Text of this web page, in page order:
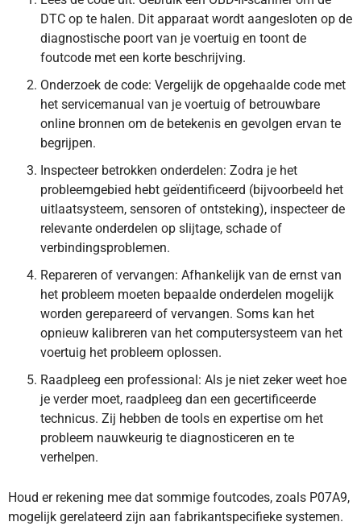
DTC op te halen. Dit apparaat wordt aangesloten op de
diagnostische poort van je voertuig en toont de
foutcode met een korte beschrijving.
Onderzoek de code: Vergelijk de opgehaalde code met
het servicemanual van je voertuig of betrouwbare
online bronnen om de betekenis en gevolgen ervan te
begrijpen.
Inspecteer betrokken onderdelen: Zodra je het
probleemgebied hebt geïdentificeerd (bijvoorbeeld het
uitlaatsysteem, sensoren of ontsteking), inspecteer de
relevante onderdelen op slijtage, schade of
verbindingsproblemen.
Repareren of vervangen: Afhankelijk van de ernst van
het probleem moeten bepaalde onderdelen mogelijk
worden gerepareerd of vervangen. Soms kan het
opnieuw kalibreren van het computersysteem van het
voertuig het probleem oplossen.
Raadpleeg een professional: Als je niet zeker weet hoe
je verder moet, raadpleeg dan een gecertificeerde
technicus. Zij hebben de tools en expertise om het
probleem nauwkeurig te diagnosticeren en te
verhelpen.
Houd er rekening mee dat sommige foutcodes, zoals P07A9,
mogelijk gerelateerd zijn aan fabrikantspecifieke systemen.